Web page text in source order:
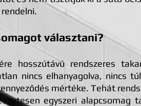
választani?
hosszútávú rendszeres
nincs elhanyagolva, nincs
mértéke. Tehát
egyszeri alapcsomag